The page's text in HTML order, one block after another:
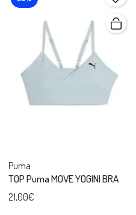
Puma
TOP Puma MOVE YOGINI BRA
21,00€